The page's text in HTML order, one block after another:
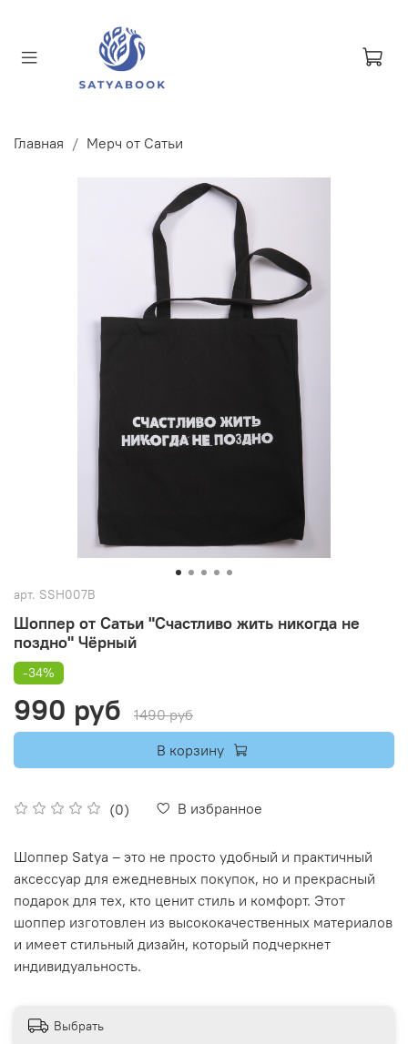
Главная Мерч от Сатьи
арт. SSH007B
Шоппер от Сатьи "Счастливо жить никогда не
поздно" Чёрный
(0) В избранное
-34%
990 руб
1490 руб
В корзину
Шоппер Satya – это не просто удобный и практичный
аксессуар для ежедневных покупок, но и прекрасный
подарок для тех, кто ценит стиль и комфорт. Этот
шоппер изготовлен из высококачественных материалов
и имеет стильный дизайн, который подчеркнет
индивидуальность.
Выбрать